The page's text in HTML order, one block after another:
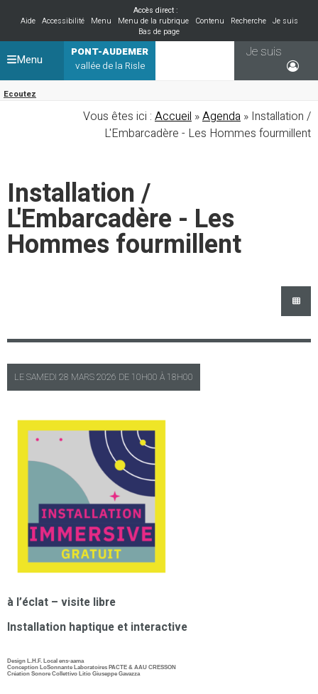
Accès direct :
Aide
Accessibilité Menu Menu de la rubrique Contenu Recherche
Je suis
Bas de page
PONT-AUDEMER
vallée de la Risle
Ecoutez
Je suis
Menu
Vous êtes ici : Accueil »Agenda » Installation /
L'Embarcadère - Les Hommes fourmillent
Installation /
L'Embarcadère - Les
Hommes fourmillent
LESAMEDI 28 MARS 2026 DE 10H00 À 18H00
à l’éclat – visite libre
Installation haptique et interactive
Design L.H.F. Local ens-aama
Conception LoSonnante Laboratoires PACTE & AAU CRESSON
Création Sonore Collettivo Litio Giuseppe Gavazza